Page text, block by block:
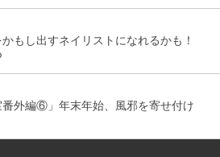
かもし出すネイリストになれるかも！
番外編⑥」年末年始、風邪を寄せ付け